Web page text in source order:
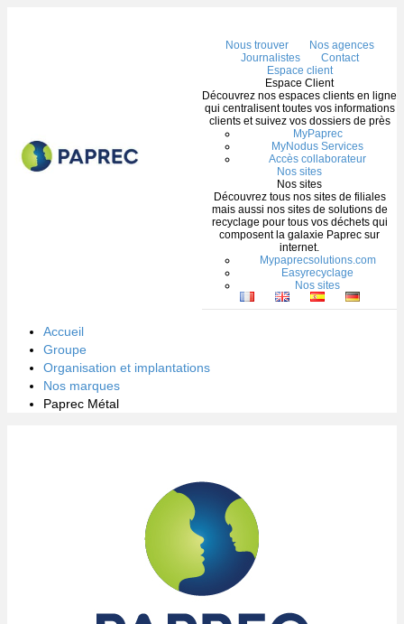
Nous trouver
Nos agences
Journalistes
Contact
Espace client
Espace Client
Découvrez nos espaces clients en ligne
qui centralisent toutes vos informations
clients et suivez vos dossiers de près
MyPaprec
MyNodus Services
Accès collaborateur
Nos sites
Nos sites
Découvrez tous nos sites de filiales
mais aussi nos sites de solutions de
recyclage pour tous vos déchets qui
composent la galaxie Paprec sur
internet.
Mypaprecsolutions.com
Easyrecyclage
Nos sites
Accueil
Groupe
Organisation et implantations
Nos marques
Paprec Métal